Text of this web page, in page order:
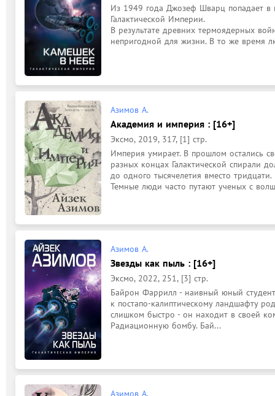
Из 1949 года Джозеф Шварц попадает в
Галактической Империи.
В результате древних термоядерных
непригодной для жизни. В то же время
Азимов А.
Академия и империя : [16+]
Эксмо, 2019, 317, [1] стр.
Империя умирает. В прошлом остались
разных концах Галактической спирали
до одного тысячелетия вместо тридцати.
Темные люди часто путают ученых с
Азимов А.
Звезды как пыль : [16+]
Эксмо, 2022, 251, [3] стр.
Байрон Фаррилл - наивный юный
к постапо-калиптическому ландшафту
слишком быстро - он находит в своей
Радиационную бомбу. Бай...
Азимов А.